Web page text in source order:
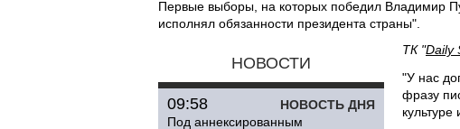
Первые выборы, на которых победил Владимир
исполнял обязанности президента страны".
НОВОСТИ
НОВОСТЬ ДНЯ
09:58
Под аннексированным
ТК "Daily
"У нас
фразу
культуре